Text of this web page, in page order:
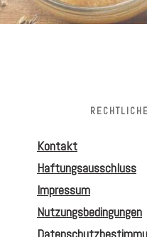
Kontakt
Haftungsausschluss
Impressum
Nutzungsbedingungen